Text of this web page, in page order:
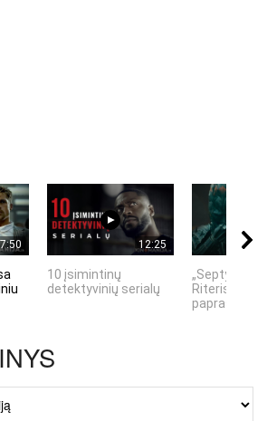
12:25
10 įsimintinų
detektyvinių serialų
„Septynių
Riteris" – kai